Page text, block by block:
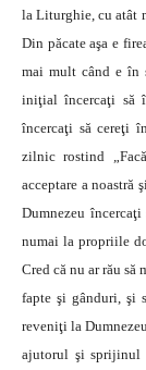
la Liturghie, cu atât
Din păcate aşa e
mai mult când e în
iniţial încercaţi să
încercaţi să cereţi
zilnic rostind
acceptare a noastră
Dumnezeu
numai la propriile
Cred că nu ar rău
fapte şi gânduri, şi
reveniţi la
ajutorul şi sprijinul